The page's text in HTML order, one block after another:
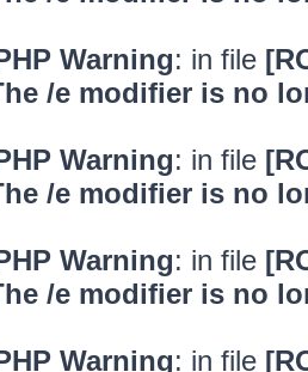
Warning: in file
/e modifier is no
Warning: in file
/e modifier is no
Warning: in file
/e modifier is no
Warning: in file